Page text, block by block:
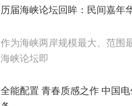
历届海峡论坛回眸：民间嘉年
作为海峡两岸规模最大、范围
海峡论坛即
全能配置 青春质感之作 中国